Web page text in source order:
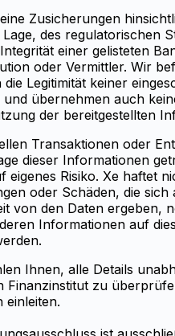
Zusicherungen
des regulatorischen
einer gelisteten
oder Vermittler. Wir
Legitimität keiner
und übernehmen auch
der bereitgestellten
Transaktionen oder
dieser Informationen
eigenes Risiko. Xe haftet
oder Schäden, die sich
von den Daten ergeben,
Informationen auf
Ihnen, alle Details
Finanzinstitut zu
einleiten.